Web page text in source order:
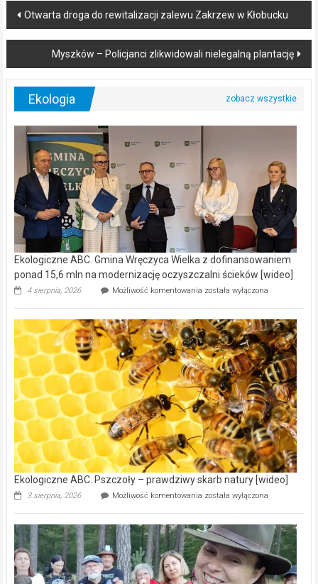
Post
navigation
Otwarta droga do rewitalizacji zalewu Zakrzew w Kłobucku
Myszków – Policjanci zlikwidowali nielegalną plantację
Ekologia
Ekologiczne ABC. Gmina Wręczyca Wielka z dofinansowaniem
ponad 15,6 mln na modernizację oczyszczalni ścieków [wideo]
4 sierpnia, 2026 Możliwość komentowania Ekologiczne
Wręczyca
Wielka
z
dofinansowaniem
ponad
15,6
mln
na
modernizację
oczyszczalni
ścieków
[wideo]
została wyłączona
Ekologiczne ABC. Pszczoły – prawdziwy skarb natury [wideo]
3 sierpnia, 2026 Możliwość komentowania Ekologiczne
–
prawdziwy
skarb
natury
[wideo]
została wyłączona